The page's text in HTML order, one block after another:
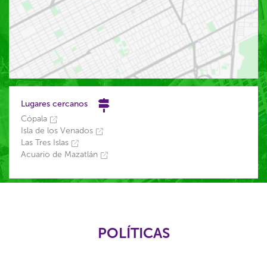
Lugares cercanos
Cópala
Isla de los Venados
Las Tres Islas
Acuario de Mazatlán
POLÍTICAS